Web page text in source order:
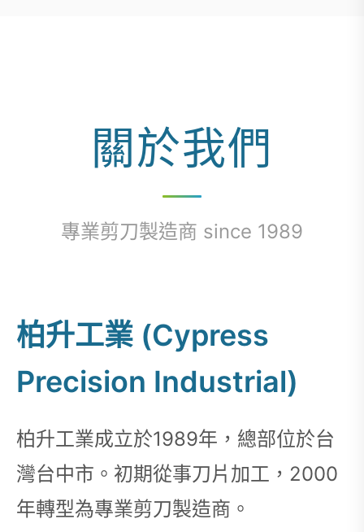
關於我們
專業剪刀製造商 since 1989
柏升工業 (Cypress
Precision Industrial)
柏升工業成立於1989年，總部位於台
灣台中市。初期從事刀片加工，2000
年轉型為專業剪刀製造商。